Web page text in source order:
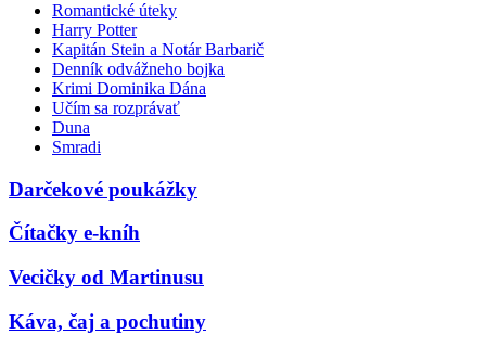
Romantické úteky
Harry Potter
Kapitán Stein a Notár Barbarič
Denník odvážneho bojka
Krimi Dominika Dána
Učím sa rozprávať
Duna
Smradi
Darčekové poukážky
Čítačky e-kníh
Vecičky od Martinusu
Káva, čaj a pochutiny